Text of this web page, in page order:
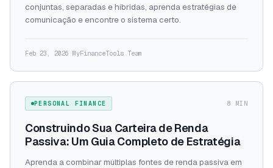
conjuntas, separadas e híbridas, aprenda estratégias de
comunicação e encontre o sistema certo.
Feb 23, 2026 · MyFinanceTools Team
PERSONAL FINANCE 8 MIN
Construindo Sua Carteira de Renda
Passiva: Um Guia Completo de Estratégia
Aprenda a combinar múltiplas fontes de renda passiva em